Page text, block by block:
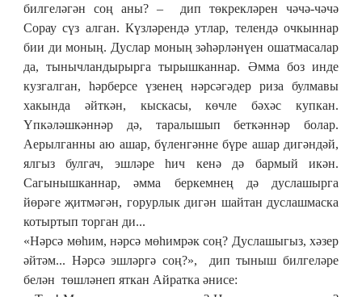
билгеләгән соң аны? – дип төкрекләрен чәчә-чәчә
Сорау сүз алган. Күзләрендә утлар, телендә очкыннар
бии ди моның. Дуслар моның зәһәрләнүен ошатмасалар
да, тынычландырырга тырышканнар. Әмма боз инде
кузгалган, һәрберсе үзенең нәрсәгәдер риза булмавы
хакында әйткән, кыскасы, көчле бәхәс купкан.
Үпкәләшкәннәр дә, таралышып беткәннәр болар.
Аерылганны аю ашар, бүленгәнне бүре ашар дигәндәй,
ялгыз булгач, эшләре һич кенә дә бармый икән.
Сагынышканнар, әмма беркемнең дә дуслашырга
йөрәге җитмәгән, горурлык дигән шайтан дуслашмаска
котыртып торган ди...
«Нәрсә мөһим, нәрсә мөһимрәк соң? Дуслашыгыз, хәзер
әйтәм... Нәрсә эшләргә соң?», дип тыныш билгеләре
белән төшләнеп яткан Айратка әнисе: